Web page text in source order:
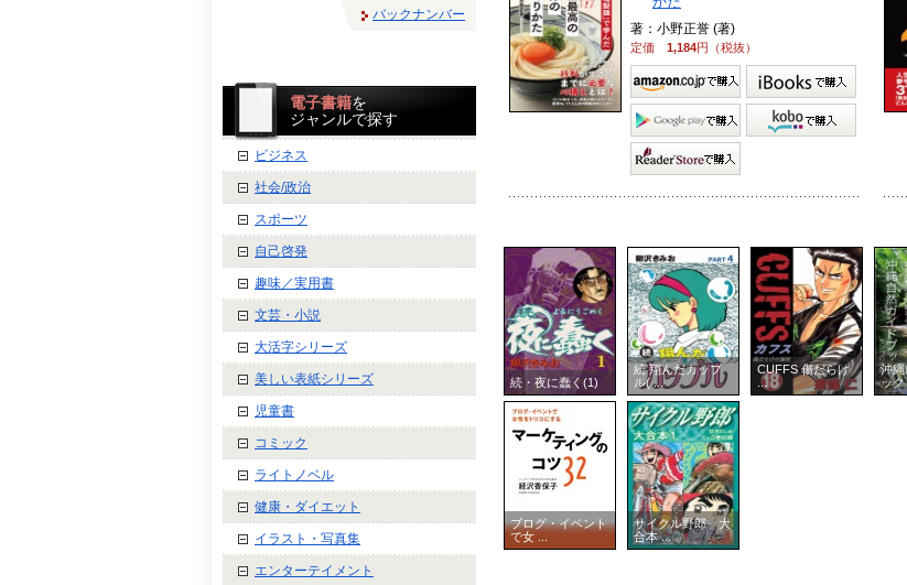
著：小野正誉 (著)
定価 1,184円（税抜）
バックナンバー
電子書籍を
ジャンルで探す
ビジネス
社会/政治
スポーツ
自己啓発
趣味／実用書
文芸・小説
大活字シリーズ
美しい表紙シリーズ
児童書
コミック
ライトノベル
健康・ダイエット
イラスト・写真集
エンターテイメント
続・夜に蠢く(1)
続 翔んだカップ
ル( ...
CUFFS 傷だらけ
...
沖縄
ック
ブログ・イベント
で女 ...
サイクル野郎 大
合本 ...